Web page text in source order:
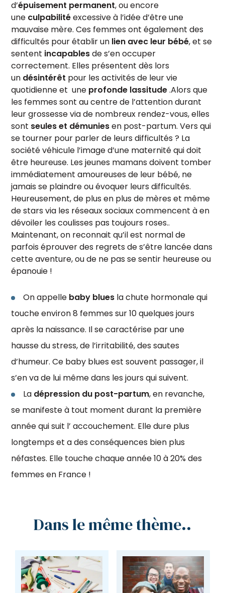
d’épuisement permanent, ou encore
une culpabilitéexcessive à l’idée d’être une
mauvaise mère. Ces femmes ont également des
difficultés pour établir un lien avec leur bébé, et se
sentent incapablesde s’en occuper
correctement. Elles présentent dès lors
un désintérêt pour les activités de leur vie
quotidienne et une profonde lassitude.Alors que
les femmes sont au centre de l’attention durant
leur grossesse via de nombreux rendez-vous, elles
sont seules et démuniesen post-partum. Vers qui
se tourner pour parler de leurs difficultés ? La
société véhicule l’image d’une maternité qui doit
être heureuse. Les jeunes mamans doivent tomber
immédiatement amoureuses de leur bébé, ne
jamais se plaindre ou évoquer leurs difficultés.
Heureusement, de plus en plus de mères et même
de stars via les réseaux sociaux commencent à en
dévoiler les coulisses pas toujours roses..
Maintenant, on reconnait qu’il est normal de
parfois éprouver des regrets de s’être lancée dans
cette aventure, ou de ne pas se sentir heureuse ou
épanouie !
On appelle baby blues la chute hormonale qui
touche environ 8 femmes sur 10 quelques jours
après la naissance. Il se caractérise par une
hausse du stress, de l’irritabilité, des sautes
d’humeur. Ce baby blues est souvent passager, il
s’en va de lui même dans les jours qui suivent.
La dépression du post-partum, en revanche,
se manifeste à tout moment durant la première
année qui suit l’ accouchement. Elle dure plus
longtemps et a des conséquences bien plus
néfastes. Elle touche chaque année 10 à 20% des
femmes en France !
Dans le même thème..